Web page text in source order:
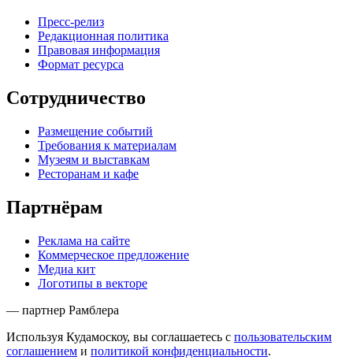
Пресс-релиз
Редакционная политика
Правовая информация
Формат ресурса
Сотрудничество
Размещение событий
Требования к материалам
Музеям и выставкам
Ресторанам и кафе
Партнёрам
Реклама на сайте
Коммерческое предложение
Медиа кит
Логотипы в векторе
— партнер Рамблера
Используя Кудамоскоу, вы соглашаетесь с пользовательским
соглашением и политикой конфиденциальности.